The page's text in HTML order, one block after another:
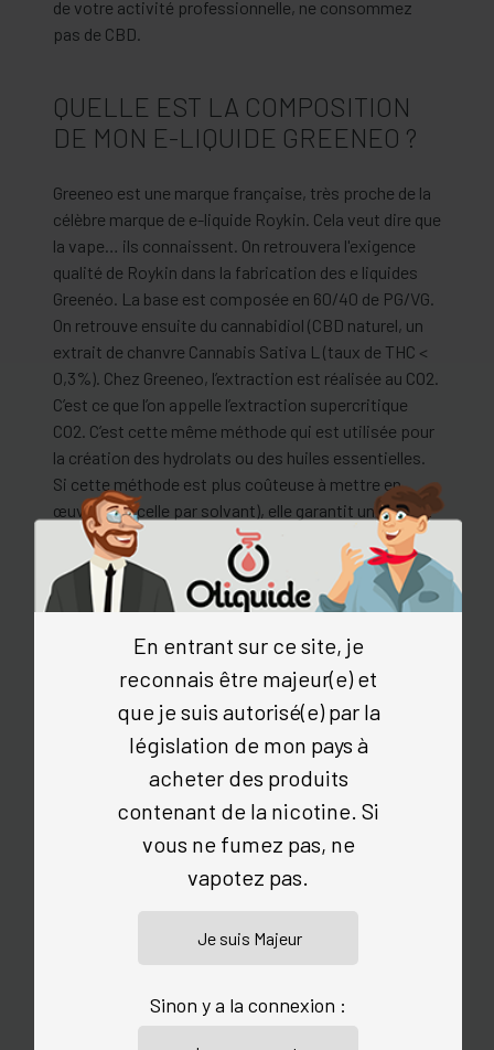
de votre activité professionnelle, ne consommez
pas de CBD.
QUELLE EST LA COMPOSITION
DE MON E-LIQUIDE GREENEO ?
Greeneo est une marque française, très proche de la
célèbre marque de e-liquide Roykin. Cela veut dire que
la vape… ils connaissent. On retrouvera l'exigence
qualité de Roykin dans la fabrication des e liquides
Greenéo. La base est composée en 60/40 de PG/VG.
On retrouve ensuite du cannabidiol (CBD naturel, un
extrait de chanvre Cannabis Sativa L (taux de THC <
0,3%). Chez Greeneo, l’extraction est réalisée au CO2.
C’est ce que l’on appelle l’extraction supercritique
CO2. C’est cette même méthode qui est utilisée pour
la création des hydrolats ou des huiles essentielles.
Si cette méthode est plus coûteuse à mettre en
œuvre (que celle par solvant), elle garantit un produit
plus pur qui permet de conserver tous les éléments
dits actifs de la molécule Cannabidiol. C’est ce qu’on
appelle le Full Spectrum. Enfin, on notera la présence
de terpènes naturels qui vous apporteront les
saveurs précises du chanvre. C’est une des
exigences de Greeneo : reproduire les saveurs les
plus proches du chanvre, "plus vrai que nature".
Les taux de CBD proposés dans les e liquides
Greeneo sont de 100, 300, 500 et 1 000 mg. Par
contre, vous n’y trouverez aucune trace de nicotine.
VOTRE E LIQUIDE CBD GREENEO
C'est chez Oliquide que vous trouverez le e-liquide
liquides CBD au meilleur prix, sans jamais négliger la
En entrant sur ce site, je
reconnais être majeur(e) et
que je suis autorisé(e) par la
législation de mon pays à
acheter des produits
contenant de la nicotine. Si
vous ne fumez pas, ne
vapotez pas.
Sinon y a la connexion :